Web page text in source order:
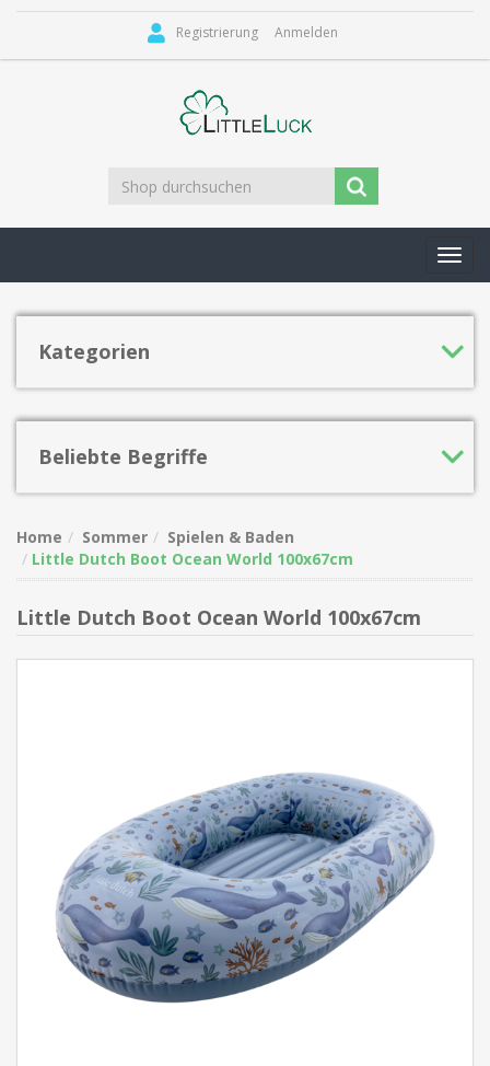
Registrierung Anmelden
Kategorien
Beliebte Begriffe
Home Sommer
Spielen & Baden
Little Dutch Boot Ocean World 100x67cm
Little Dutch Boot Ocean World 100x67cm